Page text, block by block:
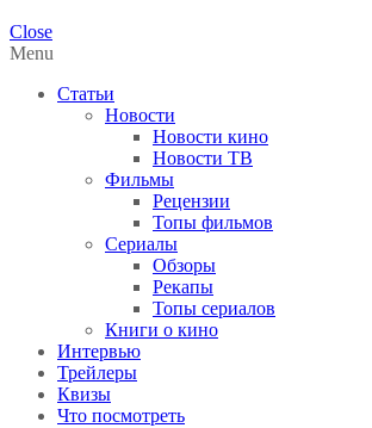
Close
Menu
Статьи
Новости
Новости кино
Новости ТВ
Фильмы
Рецензии
Топы фильмов
Сериалы
Обзоры
Рекапы
Топы сериалов
Книги о кино
Интервью
Трейлеры
Квизы
Что посмотреть